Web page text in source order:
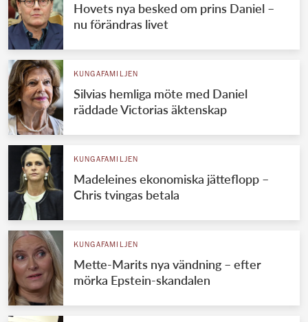
Hovets nya besked om prins Daniel –
nu förändras livet
KUNGAFAMILJEN
Silvias hemliga möte med Daniel
räddade Victorias äktenskap
KUNGAFAMILJEN
Madeleines ekonomiska jätteflopp –
Chris tvingas betala
KUNGAFAMILJEN
Mette-Marits nya vändning – efter
mörka Epstein-skandalen